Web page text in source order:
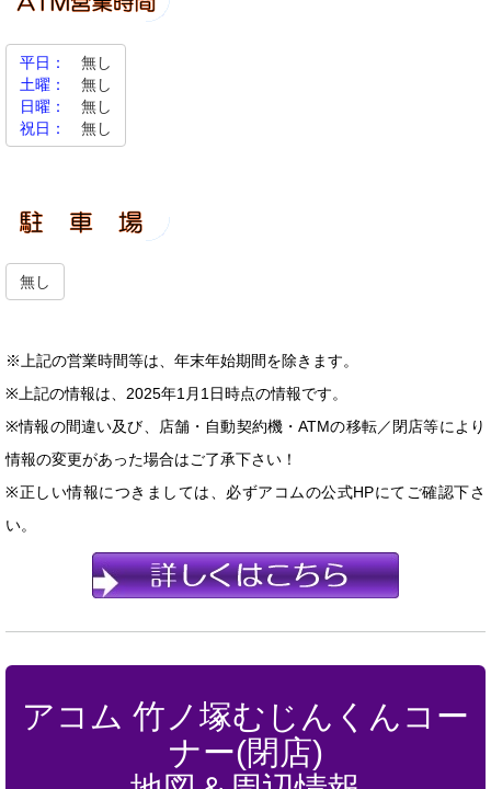
平日：
無し
土曜：
無し
日曜：
無し
祝日：
無し
無し
※上記の営業時間等は、年末年始期間を除きます。
※上記の情報は、2025年1月1日時点の情報です。
※情報の間違い及び、店舗・自動契約機・ATMの移転／閉店等により
情報の変更があった場合はご了承下さい！
※正しい情報につきましては、必ずアコムの公式HPにてご確認下さ
い。
アコム 竹ノ塚むじんくんコー
ナー(閉店)